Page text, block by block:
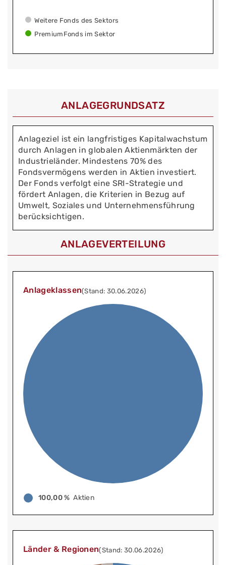
Weitere Fonds des Sektors
PremiumFonds im Sektor
ANLAGEGRUNDSATZ
Anlageziel ist ein langfristiges Kapitalwachstum
durch Anlagen in globalen Aktienmärkten der
Industrieländer. Mindestens 70% des
Fondsvermögens werden in Aktien investiert.
Der Fonds verfolgt eine SRI-Strategie und
fördert Anlagen, die Kriterien in Bezug auf
Umwelt, Soziales und Unternehmensführung
berücksichtigen.
ANLAGEVERTEILUNG
Anlageklassen(Stand: 30.06.2026)
100,00 % Aktien
Länder & Regionen(Stand: 30.06.2026)